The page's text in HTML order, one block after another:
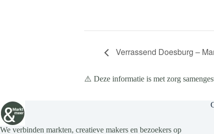
Verrassend Doesburg –
⚠️ Deze informatie is met zorg
We verbinden markten, creatieve makers en bezoekers op